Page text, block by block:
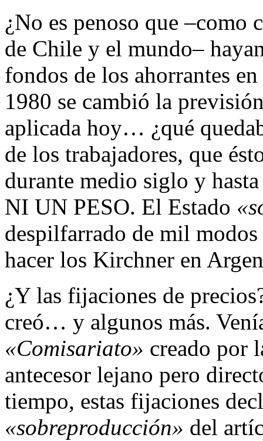
¿No es penoso que –como
de Chile y el mundo–
fondos de los ahorrantes
1980 se cambió la
aplicada hoy… ¿qué
de los trabajadores, que
durante medio siglo y
NI UN PESO. El Estado
despilfarrado de mil
hacer los Kirchner en
¿Y las fijaciones de
creó… y algunos más.
«Comisariato» creado por
antecesor lejano pero
tiempo, estas fijaciones
«sobreproducción» del